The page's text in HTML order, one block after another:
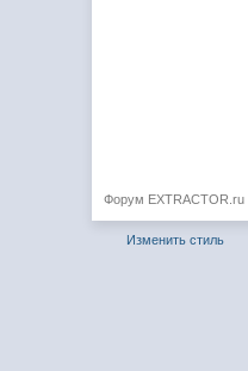
Форум EXTRACTOR.ru
Изменить стиль